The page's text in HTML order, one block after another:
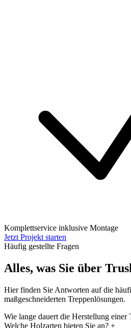
Komplettservice inklusive Montage
Jetzt Projekt starten
Häufig gestellte Fragen
Alles, was Sie über
Hier finden Sie Antworten auf die
maßgeschneiderten Treppenlösungen.
Wie lange dauert die Herstellung einer
Welche Holzarten bieten Sie an? +